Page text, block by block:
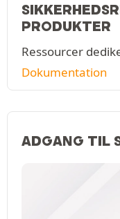
PRODUKTER
Ressourcer
Dokumentation
ADGANG TIL